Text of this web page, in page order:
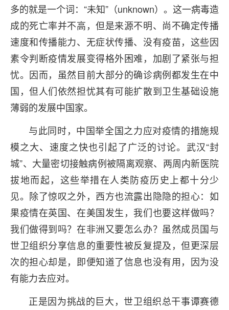
多的就是一个词：“未知”（unknown）。这一病毒造
成的死亡率并不高，但是来源不明、尚不确定传播
速度和传播能力、无症状传播、没有疫苗，这些因
素令判断疫情发展变得格外困难，加剧了紧张与担
忧。因而，虽然目前大部分的确诊病例都发生在中
国，但人们依然担忧其有可能扩散到卫生基础设施
薄弱的发展中国家。
与此同时，中国举全国之力应对疫情的措施规
模之大、速度之快也引起了广泛的讨论。武汉“封
城”、大量密切接触病例被隔离观察、两周内新医院
拔地而起，这些举措在人类防疫历史上都十分少
见。除了惊叹之外，西方也流露出隐隐的担心：如
果疫情在英国、在美国发生，我们也要这样做吗？
我们做得到吗？在非洲又要怎么办？虽然成员国与
世卫组织分享信息的重要性被反复提及，但更深层
次的担心却是，即便知道了信息也没有用，因为没
有能力去应对。
正是因为挑战的巨大，世卫组织总干事谭赛德